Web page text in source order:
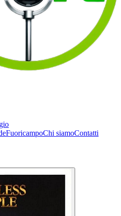
FuoricampoChi siamoContatti